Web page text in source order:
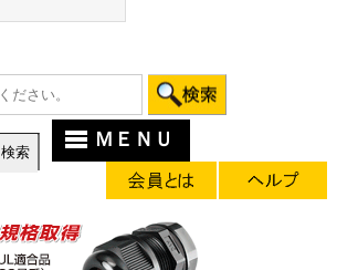
ＭＥＮＵ